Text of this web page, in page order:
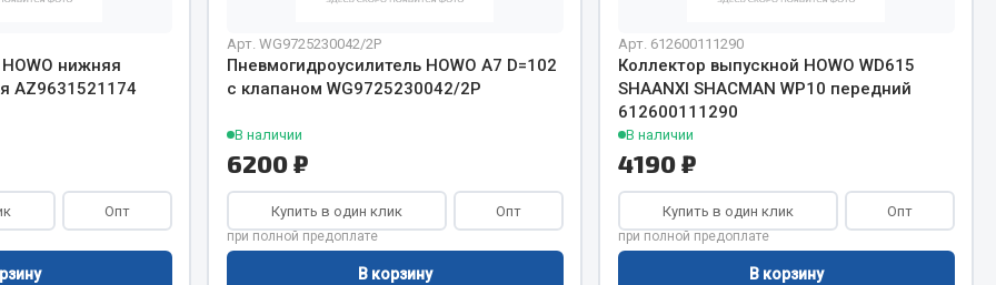
нижняя
AZ9631521174
Опт
Арт. WG9725230042/2P
Пневмогидроусилитель HOWO A7 D=102
с клапаном WG9725230042/2P
В наличии
6200 ₽
Купить в один клик Опт
при полной предоплате
В корзину
Арт. 612600111290
Коллектор выпускной HOWO WD615
SHAANXI SHACMAN WP10 передний
612600111290
В наличии
4190 ₽
Купить в один клик Опт
при полной предоплате
В корзину